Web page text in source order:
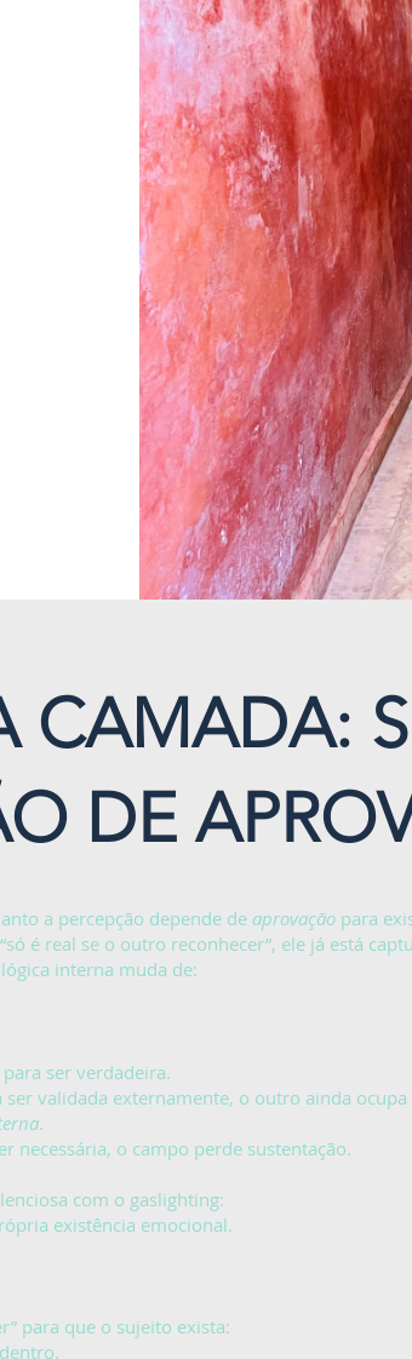
CAMADA:
DE
a percepção depende de aprovação para
é real se o outro reconhecer”, ele já está
interna muda de:
ser verdadeira.
ser validada externamente, o outro ainda
.
necessária, o campo perde sustentação.
com o gaslighting:
existência emocional.
para que o sujeito exista: